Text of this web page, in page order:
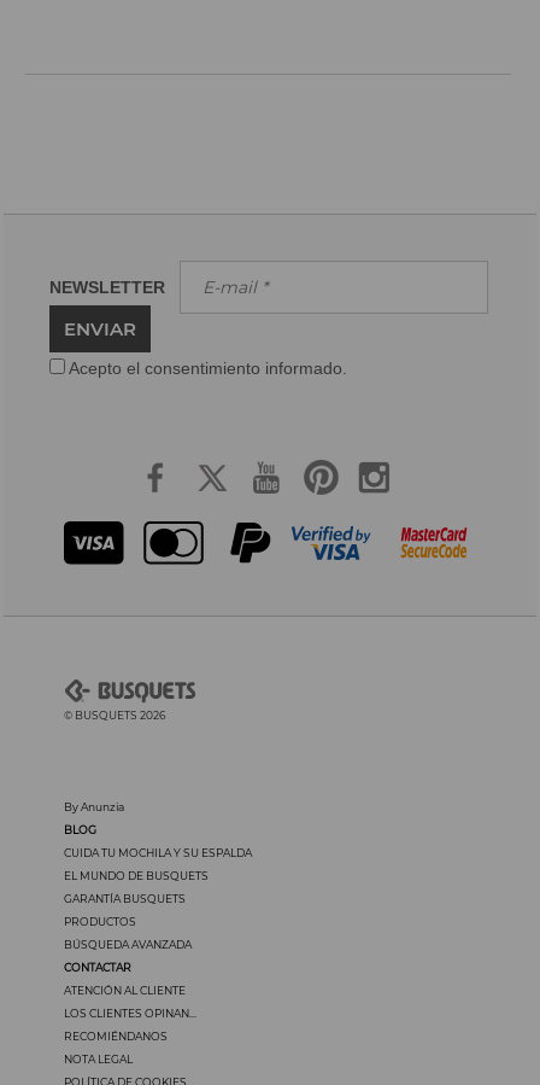
NEWSLETTER
ENVIAR
Acepto el consentimiento informado.
© BUSQUETS 2026
By Anunzia
BLOG
CUIDA TU MOCHILA Y SU ESPALDA
EL MUNDO DE BUSQUETS
GARANTÍA BUSQUETS
PRODUCTOS
BÚSQUEDA AVANZADA
CONTACTAR
ATENCIÓN AL CLIENTE
LOS CLIENTES OPINAN...
RECOMIÉNDANOS
NOTA LEGAL
POLÍTICA DE COOKIES